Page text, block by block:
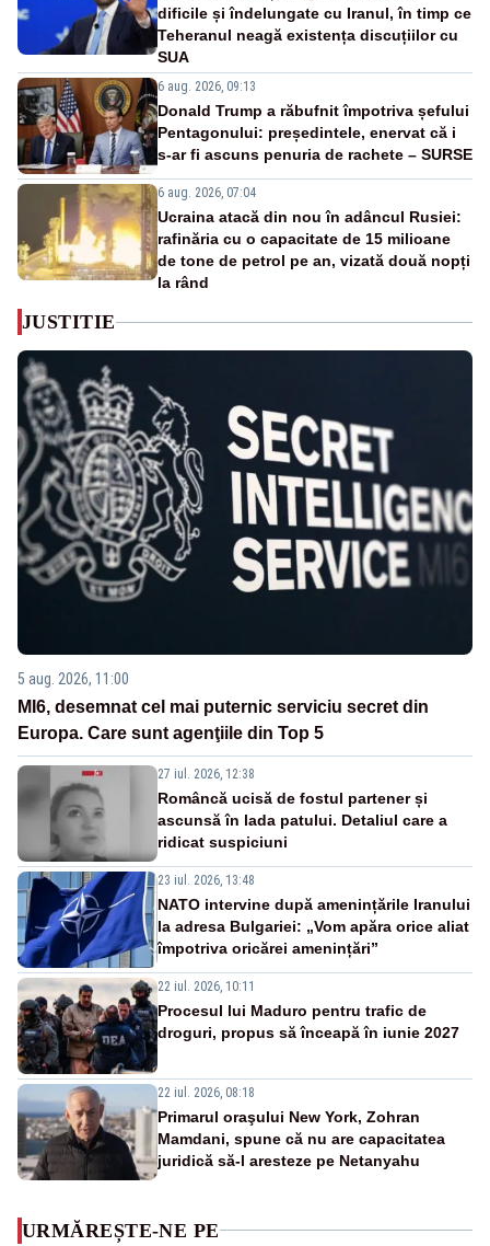
dificile și îndelungate cu Iranul, în timp ce
Teheranul neagă existența discuțiilor cu
SUA
6 aug. 2026, 09:13
Donald Trump a răbufnit împotriva șefului
Pentagonului: președintele, enervat că i
s-ar fi ascuns penuria de rachete – SURSE
6 aug. 2026, 07:04
Ucraina atacă din nou în adâncul Rusiei:
rafinăria cu o capacitate de 15 milioane
de tone de petrol pe an, vizată două nopți
la rând
JUSTITIE
5 aug. 2026, 11:00
MI6, desemnat cel mai puternic serviciu secret din
Europa. Care sunt agenţiile din Top 5
27 iul. 2026, 12:38
Româncă ucisă de fostul partener și
ascunsă în lada patului. Detaliul care a
ridicat suspiciuni
23 iul. 2026, 13:48
NATO intervine după amenințările Iranului
la adresa Bulgariei: „Vom apăra orice aliat
împotriva oricărei amenințări”
22 iul. 2026, 10:11
Procesul lui Maduro pentru trafic de
droguri, propus să înceapă în iunie 2027
22 iul. 2026, 08:18
Primarul oraşului New York, Zohran
Mamdani, spune că nu are capacitatea
juridică să-l aresteze pe Netanyahu
URMĂREȘTE-NE PE